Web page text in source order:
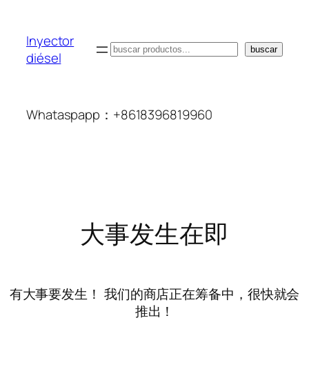
Inyector
diésel
搜
buscar
Whataspapp：+8618396819960
大事发生在即
有大事要发生！ 我们的商店正在筹备中，很快就会
推出！